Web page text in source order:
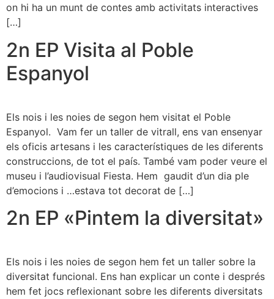
on hi ha un munt de contes amb activitats interactives
[…]
2n EP Visita al Poble
Espanyol
Els nois i les noies de segon hem visitat el Poble
Espanyol. Vam fer un taller de vitrall, ens van ensenyar
els oficis artesans i les característiques de les diferents
construccions, de tot el país. També vam poder veure el
museu i l’audiovisual Fiesta. Hem gaudit d’un dia ple
d’emocions i …estava tot decorat de […]
2n EP «Pintem la diversitat»
Els nois i les noies de segon hem fet un taller sobre la
diversitat funcional. Ens han explicar un conte i després
hem fet jocs reflexionant sobre les diferents diversitats